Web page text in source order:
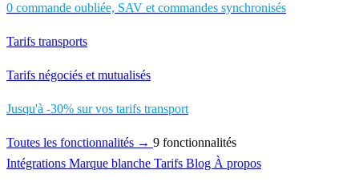
0 commande oubliée, SAV et commandes synchronisés
Tarifs transports
Tarifs négociés et mutualisés
Jusqu'à -30% sur vos tarifs transport
Toutes les fonctionnalités → 9 fonctionnalités
Intégrations Marque blanche Tarifs Blog À propos